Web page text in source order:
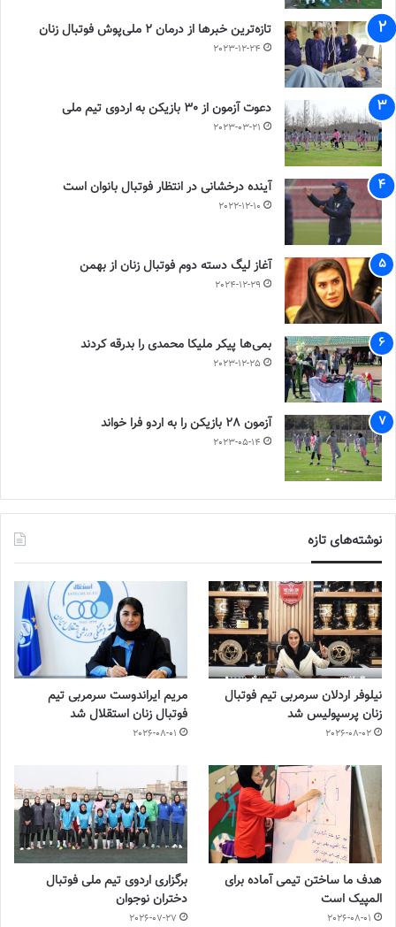
تازه‌ترین خبرها از درمان ۲ ملی‌پوش فوتبال زنان
2023-12-24
دعوت آزمون از 30 بازیکن به اردوی تیم ملی
2023-03-21
آینده درخشانی در انتظار فوتبال بانوان است
2022-12-10
آغاز لیگ دسته دوم فوتبال زنان از بهمن
2024-12-29
بمی‌ها پیکر ملیکا محمدی را بدرقه کردند
2023-12-25
آزمون 28 بازیکن را به اردو فرا خواند
2023-05-14
نوشته‌های تازه
نیلوفر اردلان سرمربی تیم فوتبال
زنان پرسپولیس شد
2026-08-02
مریم ایراندوست سرمربی تیم
فوتبال زنان استقلال شد
2026-08-01
هدف ما ساختن تیمی آماده برای
المپیک است
2026-08-01
برگزاری اردوی تیم ملی فوتبال
دختران نوجوان
2026-07-27